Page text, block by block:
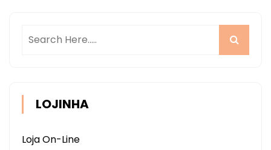
LOJINHA
Loja On-Line